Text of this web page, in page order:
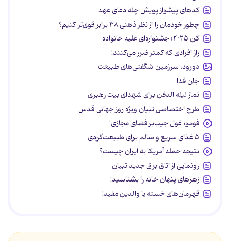
کدهای پیشواز پویش چله دعای عهد
چطور خودمان را از نظر ذهنی ۳۸ برابر قوی‌تر کنیم؟
کن ۲۰۲۵؛ جشنواره‌ای علیه خانواده
راز افرادی که کمتر ضرر می‌کنند!
دورود، سرزمین شگفتی‌های طبیعت
جان فدا
نماز لیله الدفن برای شهدای بیت رهبری
طرح اختصاصی تبیان ویژه روز جهانی قدس
فومو؛ غول جیب‌بر فضای مجازی!
۵ غذای سریع و سالم برای طبیعت‌گردی
نتیجه حمله آمریکا به ایران چیست؟
رونمایی از اتاق برق جدید تبیان
زهرهای پنهان خانه را بشناسید!
قهرمان‌های خسته یا والدین مفید!